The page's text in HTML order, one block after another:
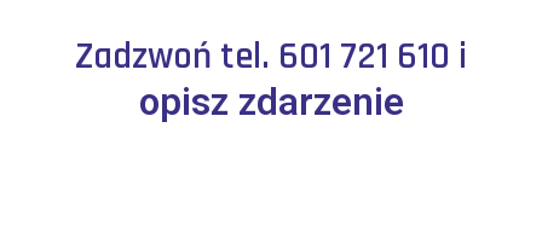
Zadzwoń tel. 601 721 610 i
opisz zdarzenie